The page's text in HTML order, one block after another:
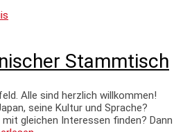
Stammtisch
Alle sind herzlich willkommen!
seine Kultur und Sprache?
gleichen Interessen finden? Dann